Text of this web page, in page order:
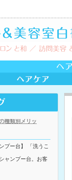
種類別メリッ
プー台】 「洗うこ
ャンプー台。お客